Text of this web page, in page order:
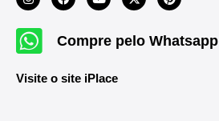
Compre pelo Whatsapp
Visite o site iPlace